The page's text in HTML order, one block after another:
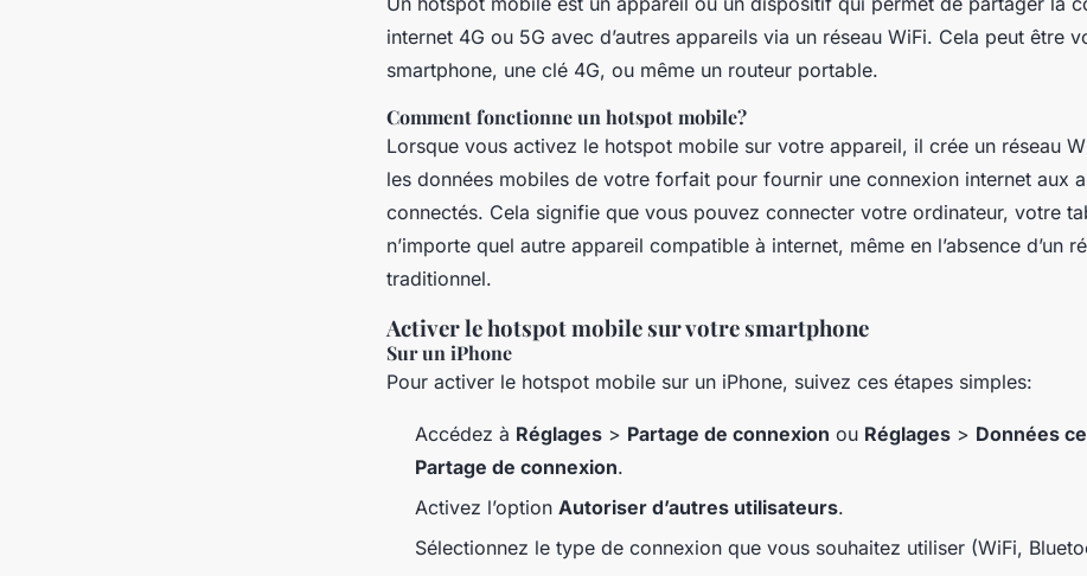
internet 4G ou 5G avec d’autres appareils via un réseau WiFi. Cela peut être
smartphone, une clé 4G, ou même un routeur portable.
Comment fonctionne un hotspot mobile?
Lorsque vous activez le hotspot mobile sur votre appareil, il crée un réseau
les données mobiles de votre forfait pour fournir une connexion internet aux
connectés. Cela signifie que vous pouvez connecter votre ordinateur, votre
n’importe quel autre appareil compatible à internet, même en l’absence d’un
traditionnel.
Activer le hotspot mobile sur votre smartphone
Sur un iPhone
Pour activer le hotspot mobile sur un iPhone, suivez ces étapes simples:
Accédez à Réglages > Partage de connexion ou Réglages > Données
Partage de connexion.
Activez l’option Autoriser d’autres utilisateurs.
Sélectionnez le type de connexion que vous souhaitez utiliser (WiFi,